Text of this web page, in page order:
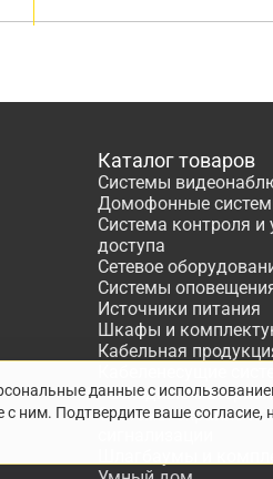
Каталог товаров
Системы
Домофонные
Система контроля и
доступа
Сетевое
Системы
Источники питания
Шкафы и
Кабельная
Расходные
Системы охранно-
данные с
ним. Подтвердите ваше согласие,